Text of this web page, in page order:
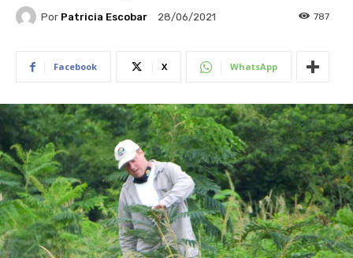
Por Patricia Escobar 28/06/2021 787
Facebook X WhatsApp